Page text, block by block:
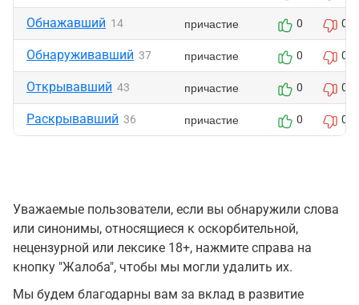
Обнажавший 14 причастие 0 0
Обнаруживавший 37 причастие 0 0
Открывавший 43 причастие 0 0
Раскрывавший 36 причастие 0 0
Уважаемые пользователи, если вы обнаружили слова
или синонимы, относящиеся к оскорбительной,
нецензурной или лексике 18+, нажмите справа на
кнопку "Жалоба", чтобы мы могли удалить их.
Мы будем благодарны вам за вклад в развитие